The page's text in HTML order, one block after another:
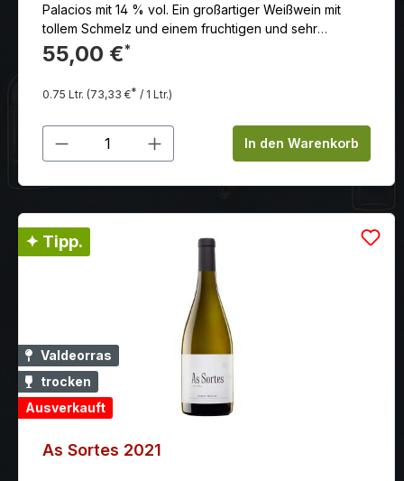
Palacios mit 14 % vol. Ein großartiger Weißwein mit
tollem Schmelz und einem fruchtigen und sehr
elegantem Nachhall.
55,00 €*
0.75 Ltr. (73,33 €* / 1 Ltr.)
Produkt Anzahl: Gib denIn den Warenkorb
✦ Tipp.
Valdeorras
trocken
Ausverkauft
As Sortes 2021